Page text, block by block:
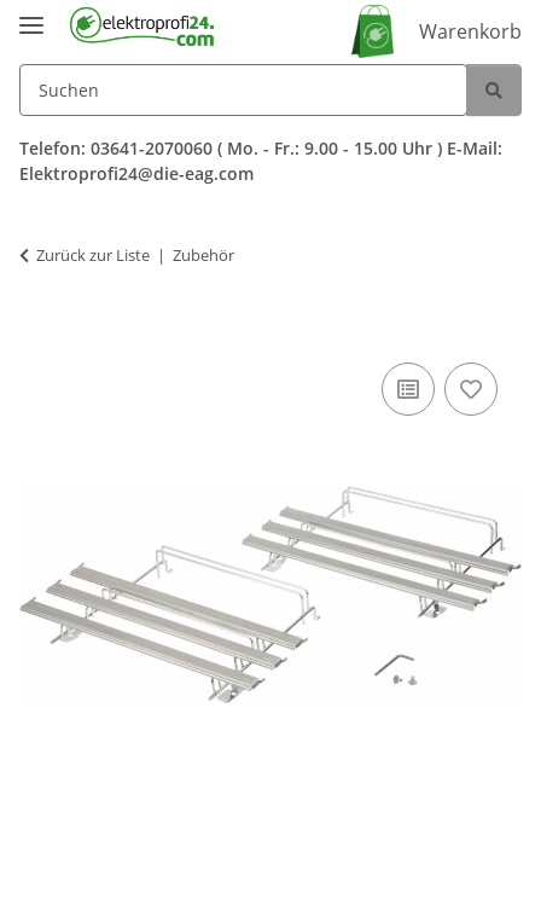
Warenkorb
Telefon: 03641-2070060 ( Mo. - Fr.: 9.00 - 15.00 Uhr ) E-Mail:
Elektroprofi24@die-eag.com
Zurück zur Liste Zubehör